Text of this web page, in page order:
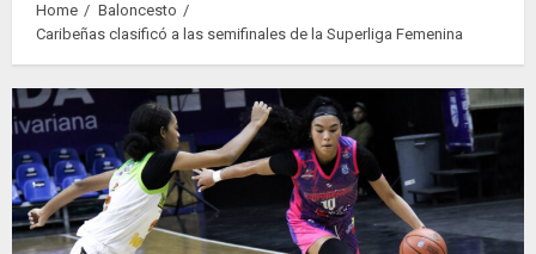
Home
Baloncesto
Caribeñas clasificó a las semifinales de la Superliga Femenina